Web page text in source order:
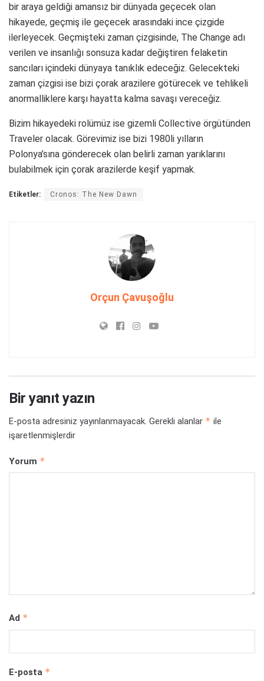
bir araya geldiği amansız bir dünyada geçecek olan
hikayede, geçmiş ile geçecek arasındaki ince çizgide
ilerleyecek. Geçmişteki zaman çizgisinde, The Change adı
verilen ve insanlığı sonsuza kadar değiştiren felaketin
sancıları içindeki dünyaya tanıklık edeceğiz. Gelecekteki
zaman çizgisi ise bizi çorak arazilere götürecek ve tehlikeli
anormalliklere karşı hayatta kalma savaşı vereceğiz.
Bizim hikayedeki rolümüz ise gizemli Collective örgütünden
Traveler olacak. Görevimiz ise bizi 1980li yılların
Polonya’sına gönderecek olan belirli zaman yarıklarını
bulabilmek için çorak arazilerde keşif yapmak.
Etiketler: Cronos: The New Dawn
Orçun Çavuşoğlu
Bir yanıt yazın
E-posta adresiniz yayınlanmayacak. Gerekli alanlar * ile
işaretlenmişlerdir
Yorum *
Ad *
E-posta *